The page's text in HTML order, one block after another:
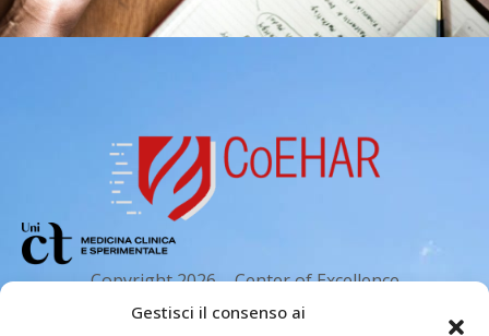
Gestisci il consenso ai
Copyright 2026 – Center of Excellence
for the acceleration of Harm Reduction.